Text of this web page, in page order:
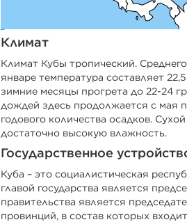
Климат
Климат Кубы тропический.
январе температура составляет
зимние месяцы прогрета до 22-24
дождей здесь продолжается с мая
годового количества осадков.
достаточно высокую влажность.
Государственное
Куба – это социалистическая
главой государства является
правительства является
провинций, в состав которых